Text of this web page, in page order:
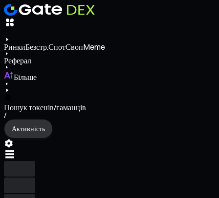
РинкиБезстр.СпотСвопMeme
Реферал
Більше
Пошук токенів/гаманців
/
Активність